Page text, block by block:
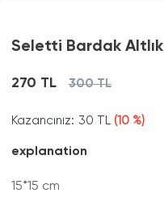
Seletti Bardak Altlık
270 TL 300 TL
Kazancınız: 30 TL (10 %)
explanation
15*15 cm